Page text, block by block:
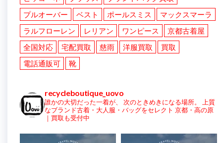
プルオーバー
ベスト ポールスミス
マックスマーラ
ラルフローレン
レリアン ワンピース
京都古着屋
全国対応
宅配買取 慈雨 洋服買取
買取
電話通販可
靴
recycleboutique_uovo
誰かの大切だった一着が、 次のときめきになる場所。
上質
なブランド古着・大人服・バッグをセレクト 京都・高の原
｜買取も受付中